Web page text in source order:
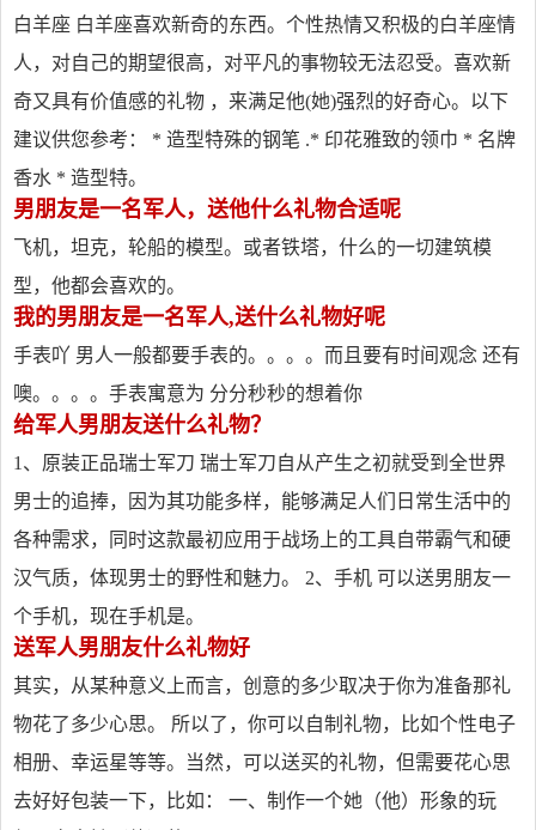
白羊座 白羊座喜欢新奇的东西。个性热情又积极的白羊座情
人，对自己的期望很高，对平凡的事物较无法忍受。喜欢新
奇又具有价值感的礼物 ，来满足他(她)强烈的好奇心。以下
建议供您参考： * 造型特殊的钢笔 .* 印花雅致的领巾 * 名牌
香水 * 造型特。
男朋友是一名军人，送他什么礼物合适呢
飞机，坦克，轮船的模型。或者铁塔，什么的一切建筑模
型，他都会喜欢的。
我的男朋友是一名军人,送什么礼物好呢
手表吖 男人一般都要手表的。。。。而且要有时间观念 还有
噢。。。。手表寓意为 分分秒秒的想着你
给军人男朋友送什么礼物？
1、原装正品瑞士军刀 瑞士军刀自从产生之初就受到全世界
男士的追捧，因为其功能多样，能够满足人们日常生活中的
各种需求，同时这款最初应用于战场上的工具自带霸气和硬
汉气质，体现男士的野性和魅力。 2、手机 可以送男朋友一
个手机，现在手机是。
送军人男朋友什么礼物好
其实，从某种意义上而言，创意的多少取决于你为准备那礼
物花了多少心思。 所以了，你可以自制礼物，比如个性电子
相册、幸运星等等。当然，可以送买的礼物，但需要花心思
去好好包装一下，比如： 一、制作一个她（他）形象的玩